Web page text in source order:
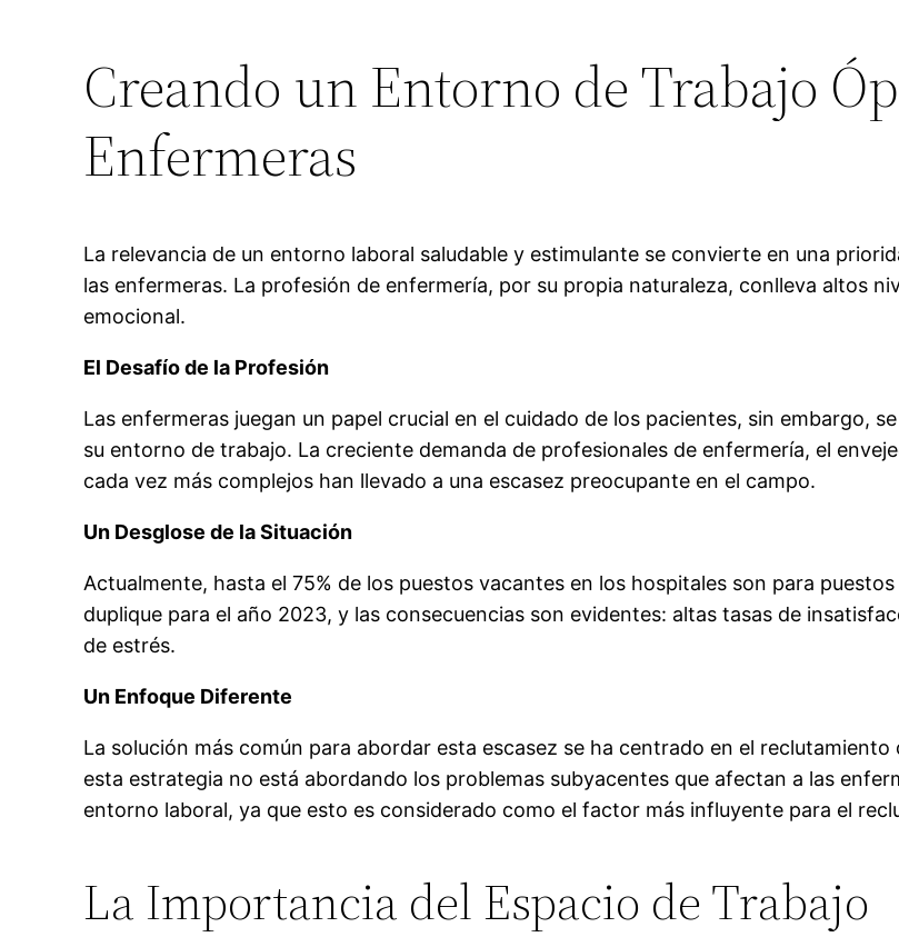
Creando un Entorno de Trabajo
Enfermeras
La relevancia de un entorno laboral saludable y estimulante se convierte en una
las enfermeras. La profesión de enfermería, por su propia naturaleza, conlleva altos
emocional.
El Desafío de la Profesión
Las enfermeras juegan un papel crucial en el cuidado de los pacientes, sin embargo,
su entorno de trabajo. La creciente demanda de profesionales de enfermería, el
cada vez más complejos han llevado a una escasez preocupante en el campo.
Un Desglose de la Situación
Actualmente, hasta el 75% de los puestos vacantes en los hospitales son para
duplique para el año 2023, y las consecuencias son evidentes: altas tasas de
de estrés.
Un Enfoque Diferente
La solución más común para abordar esta escasez se ha centrado en el
esta estrategia no está abordando los problemas subyacentes que afectan a las
entorno laboral, ya que esto es considerado como el factor más influyente para el
La Importancia del Espacio de Trabajo